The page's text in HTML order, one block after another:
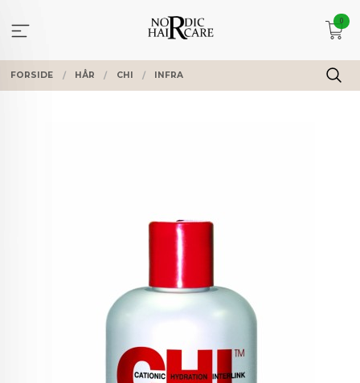
innholdet
0
FORSIDE HÅR CHI INFRA